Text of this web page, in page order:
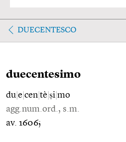
DUECENTESCO
duecentesimo
du e cen tè ṣi mo
agg.num.ord., s.m.
av. 1606;